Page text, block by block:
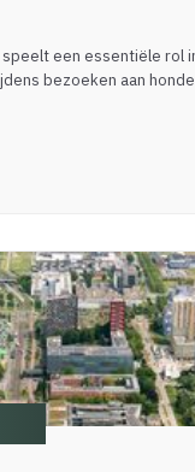
een essentiële rol
bezoeken aan